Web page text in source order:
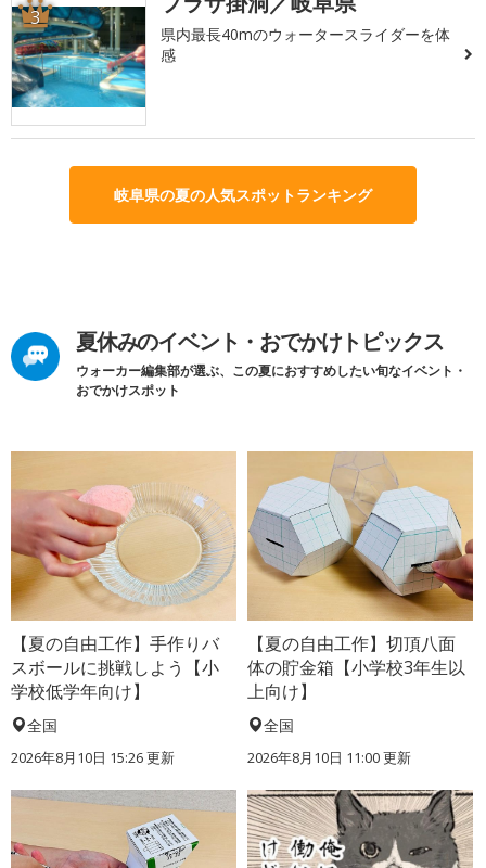
3
県内最長40mのウォータースライダーを体
感
岐阜県の夏の人気スポットランキング
夏休みのイベント・おでかけトピックス
ウォーカー編集部が選ぶ、この夏におすすめしたい旬なイベント・
おでかけスポット
【夏の自由工作】手作りバ
スボールに挑戦しよう【小
学校低学年向け】
全国
2026年8月10日 15:26更新
【夏の自由工作】切頂八面
体の貯金箱【小学校3年生以
上向け】
全国
2026年8月10日 11:00更新